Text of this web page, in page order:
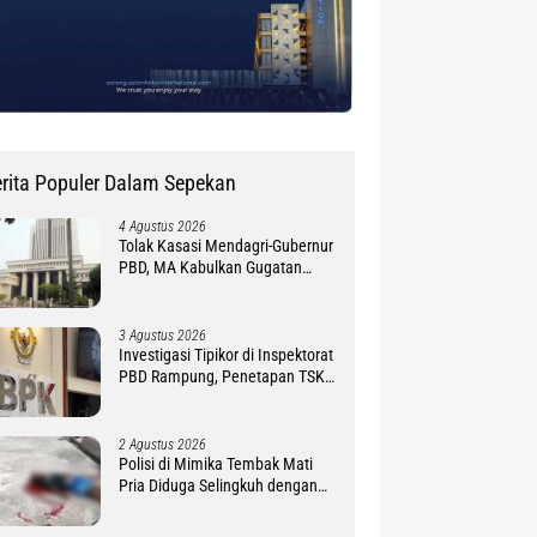
Populer Dalam Sepekan
4 Agustus 2026
Tolak Kasasi Mendagri-Gubernur
PBD, MA Kabulkan Gugatan
3 Agustus 2026
Investigasi Tipikor di Inspektorat
PBD Rampung, Penetapan TSK
2 Agustus 2026
Polisi di Mimika Tembak Mati
Pria Diduga Selingkuh dengan